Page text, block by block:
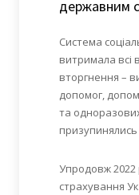
державним
Система
витримала всі
вторгнення –
допомог,
та
призупинялись
Упродовж 2022
страхування